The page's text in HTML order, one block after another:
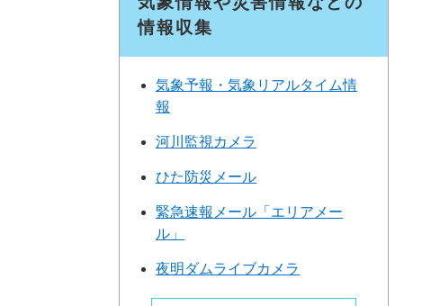
情報収集
気象予報・気象リアルタイム情
報
河川監視カメラ
ひた防災メール
緊急速報メール「エリアメー
ル」
夜明ダムライブカメラ